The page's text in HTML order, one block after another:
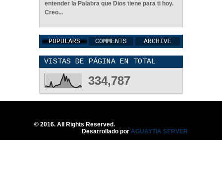
Una Familia Unida Es
Importante - Reflexión
12 May 2026 0
entender la Palabra que Dios tiene para ti hoy.
Creo...
POPULARS COMMENTS ARCHIVE
VISTAS DE PÁGINA EN TOTAL
334,787
© 2016. All Rights Reserved.
Desarrollado por AGUAYTIA SERVER